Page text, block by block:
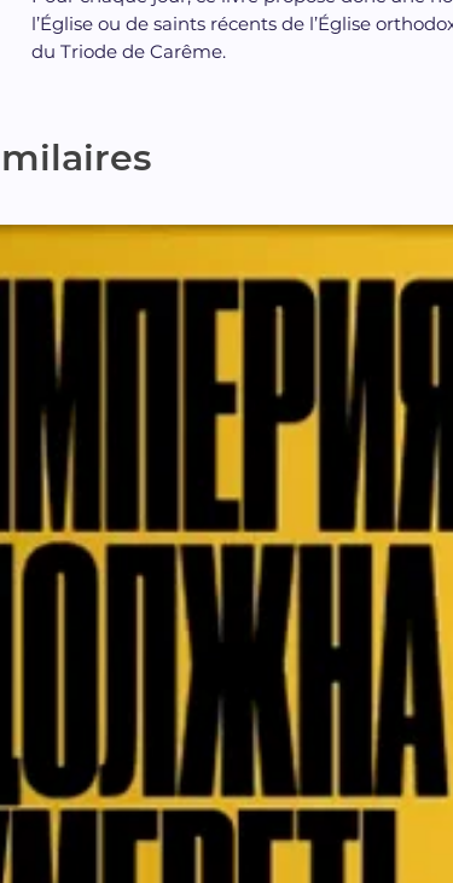
l’Église ou de saints récents de l’Église
du Triode de Carême.